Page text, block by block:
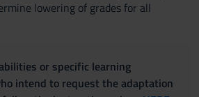
lowering of grades for all
or specific learning
intend to request the adaptation